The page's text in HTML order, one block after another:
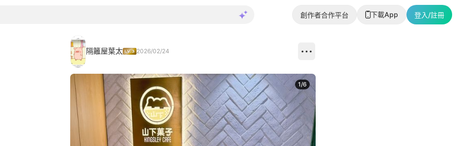
創作者合作平台 下載App 登入/註冊
隔籬屋葉太 2026/02/24
1/6